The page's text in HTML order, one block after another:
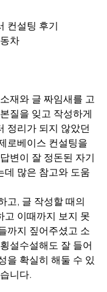
컨설팅 후기
차
재와 글 짜임새를 고
질을 잊고 작성하게
정리가 되지 않았던
로베이스 컨설팅을
변이 잘 정돈된 자기
데 많은 참고와 도움
고, 글 작성할 때의
고 이때까지 보지 못
까지 짚어주셨고 소
설수설해도 잘 들어
을 확실히 해둘 수 있
니다.